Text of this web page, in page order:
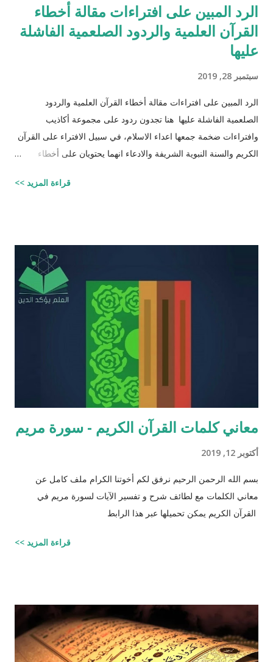
الرد المبين على افتراءات مقالة أخطاء
القرآن العلمية والردود الصلعمية الفاشلة
عليها
سبتمبر 28, 2019
الرد المبين على افتراءات مقالة أخطاء القرآن العلمية والردود
الصلعمية الفاشلة عليها هنا تجدون ردود على مجموعة أكاذيب
وافتراءات ضخمة جمعها اعداء الاسلام، في سبيل الافتراء على القرآن
الكريم والسنة النبوية الشريفة والادعاء انهما يحتويان على أخطاء
والردود الصلعمية الفاشلة عليها " وقد أبقيت على كل افتراء واتبعته
الافتراء : 1 - زوجيّة الأشياء في القرآن : مِنْ كُلِّ شَيْءٍ خَلَقْنَا زَوْجَيْنِ
لَعَلَّكُمْ تَذَكَّرُونَ / الذاريات : 49 وَمِنْ كُلِّ الثَّمَرَاتِ جَعَلَ فِيهَا زَوْجَيْنِ
اثْنَيْنِ / الرعد : 3 حَتَّى إِذَا جَاءَ أَمْرُنَا وَفَارَ التَّنُّورُ قُلْنَا احْمِلْ فِيهَا مِنْ كُلٍّ
زَوْجَيْنِ اثْنَيْنِ / هود : 11 و اذا طبقنا هذه الآبات وجدنا فيها شيئاً من
قراءة المزيد >>
معاني كلمات القرآن الكريم - سورة مريم
أكتوبر 12, 2019
بسم الله الرحمن الرحيم نرفق لكم أخوتنا الكرام ملف كامل عن
معاني الكلمات مع لطائف شرح و تفسير الآيات لسورة مريم في
القرآن الكريم يمكن تحميلها عبر هذا الرابط
قراءة المزيد >>